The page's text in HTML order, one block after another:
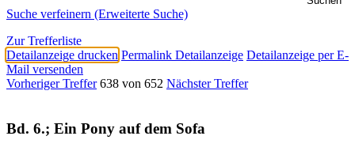
Suche verfeinern (Erweiterte Suche)
Zur Trefferliste
Detailanzeige drucken Permalink Detailanzeige Detailanzeige per E-
Mail versenden
Vorheriger Treffer 638 von 652 Nächster Treffer
Bd. 6.; Ein Pony auf dem Sofa